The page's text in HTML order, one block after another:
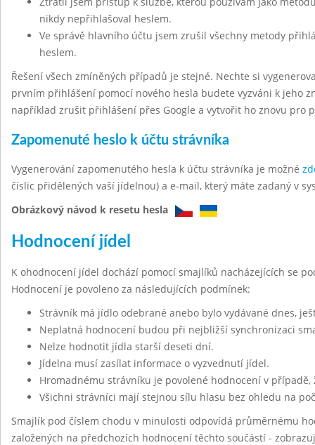
nikdy nepřihlašoval heslem.
Ve správě hlavního účtu jsem zrušil všechny metody
heslem.
Řešení všech zmíněných případů je stejné. Nechte si
prvním přihlášení pomocí nového hesla budete vyzváni k jeho
například zrušit přihlášení přes Google a vytvořit ho znovu pro
Zapomenuté heslo k účtu strávníka
Vygenerování zapomenutého hesla k účtu strávníka je možné
číslic přidělených vaší jídelnou) a e-mail, který máte zadaný v
Obrázkový návod k resetu hesla
Hodnocení jídel
K ohodnocení jídel dochází pomocí smajlíků nacházejících se
Hodnocení je povoleno za následujících podmínek:
Strávník má jídlo odebrané anebo bylo vydávané dnes,
Neplatná hodnocení budou při nejbližší synchronizaci
Nelze hodnotit jídla starší deseti dní.
Jídelna musí zasílat informace o vyzvednutí jídel.
Hromadnému strávníku je povolené hodnocení v
Všichni strávníci mají stejnou sílu hlasu bez ohledu na
Smajlík pod číslem chodu v minulosti odpovídá průměrnému
založených na předchozích hodnocení těchto součástí -